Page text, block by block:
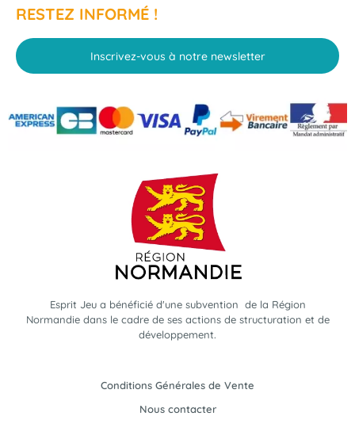
RESTEZ INFORMÉ !
Inscrivez-vous à notre newsletter
Esprit Jeu a bénéficié d'une subvention de la Région
Normandie dans le cadre de ses actions de structuration et de
développement.
Conditions Générales de Vente
Nous contacter